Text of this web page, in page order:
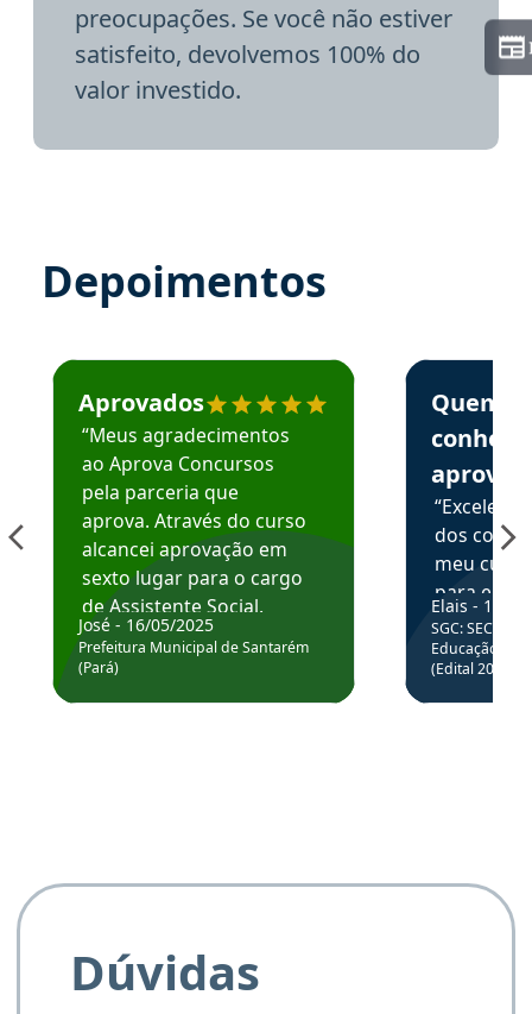
preocupações. Se você não estiver
satisfeito, devolvemos 100% do
valor investido.
Depoimentos
Estudante José recomenda o Aprova Concursos em
Aprovados
“Meus agradecimentos
ao Aprova Concursos
pela parceria que
aprova. Através do curso
alcancei aprovação em
sexto lugar para o cargo
de Assistente Social.
Hoje estou atuando na
Prefeitura de Santarém.
José - 16/05/2025
Prefeitura Municipal de Santarém
(Pará)
Estudante
Quem
aprova
dos
meu
para
colocar
através
de
Elais - 15/
SGC: SEC BA
Educação
(Edital
Dúvidas